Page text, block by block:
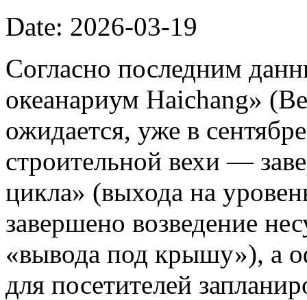
Date: 2026-03-19
Согласно последним
океанариум Haichang»
ожидается, уже в
строительной вехи —
цикла» (выхода на
завершено возведение
«вывода под крышу»), а
для посетителей